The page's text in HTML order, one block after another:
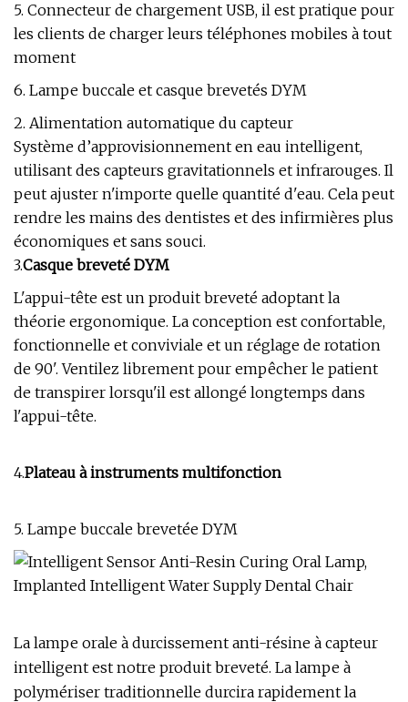
5. Connecteur de chargement USB, il est pratique pour
les clients de charger leurs téléphones mobiles à tout
moment
6. Lampe buccale et casque brevetés DYM
2. Alimentation automatique du capteur
Système d’approvisionnement en eau intelligent,
utilisant des capteurs gravitationnels et infrarouges. Il
peut ajuster n'importe quelle quantité d'eau. Cela peut
rendre les mains des dentistes et des infirmières plus
économiques et sans souci.
3.Casque breveté DYM
L'appui-tête est un produit breveté adoptant la
théorie ergonomique. La conception est confortable,
fonctionnelle et conviviale et un réglage de rotation
de 90'. Ventilez librement pour empêcher le patient
de transpirer lorsqu'il est allongé longtemps dans
l'appui-tête.
4.Plateau à instruments multifonction
5. Lampe buccale brevetée DYM
La lampe orale à durcissement anti-résine à capteur
intelligent est notre produit breveté. La lampe à
polymériser traditionnelle durcira rapidement la